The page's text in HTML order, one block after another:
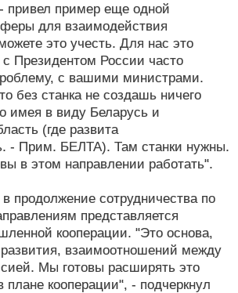
привел пример еще одной
для взаимодействия
это учесть. Для нас это
Президентом России часто
с вашими министрами.
без станка не создашь ничего
имея в виду Беларусь и
(где развита
- Прим. БЕЛТА). Там станки нужны.
в этом направлении работать".
продолжение сотрудничества по
представляется
кооперации. "Это основа,
взаимоотношений между
Мы готовы расширять это
плане кооперации", - подчеркнул